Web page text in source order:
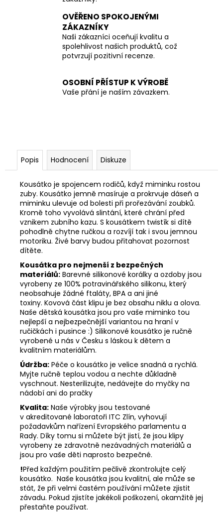
OVĚŘENO SPOKOJENÝMI
ZÁKAZNÍKY
Naši zákazníci oceňují kvalitu a
spolehlivost našich produktů, což
potvrzují pozitivní recenze.
OSOBNÍ PŘÍSTUP K VÝROBĚ
Vaše přání je naším závazkem.
Popis Hodnocení Diskuze
Kousátko je spojencem rodičů, když miminku rostou
zuby. Kousátko jemně masíruje a prokrvuje dáseň a
miminku ulevuje od bolesti při prořezávání zoubků.
Kromě toho vyvolává slintání, které chrání před
vznikem zubního kazu. S kousátkem twistík si dítě
pohodlně chytne ručkou a rozvíjí tak i svou jemnou
motoriku. Živé barvy budou přitahovat pozornost
dítěte.
Kousátka pro nejmenší z bezpečných
materiálů: Barevné silikonové korálky a ozdoby jsou
vyrobeny ze 100% potravinářského silikonu, který
neobsahuje žádné ftaláty, BPA a ani jiné
toxiny. Kovová část klipu je bez obsahu niklu a olova.
Naše dětská kousátka jsou pro vaše miminko tou
nejlepší a nejbezpečnější variantou na hraní v
ručičkách i pusince :) Silikonové kousátko je ručně
vyrobené u nás v Česku s láskou k dětem a
kvalitním materiálům.
Údržba: Péče o kousátko je velice snadná a rychlá.
Myjte ručně teplou vodou a nechte důkladně
vyschnout. Nesterilizujte, nedávejte do myčky na
nádobí ani do pračky
Kvalita: Naše výrobky jsou testované
v akreditované laboratoři ITC Zlín, vyhovují
požadavkům nařízení Evropského parlamentu a
Rady. Díky tomu si můžete být jistí, že jsou klipy
vyrobeny ze zdravotně nezávadných materiálů a
jsou pro vaše děti naprosto bezpečné.
!Před každým použitím pečlivě zkontrolujte celý
kousátko. Naše kousátka jsou kvalitní, ale může se
stát, že při velmi častém používání můžete zjistit
závadu. Pokud zjistíte jakékoli poškození, okamžitě jej
přestaňte používat.